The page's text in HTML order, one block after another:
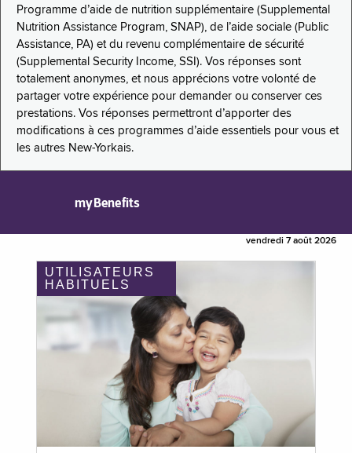
Programme d’aide de nutrition supplémentaire (Supplemental
Nutrition Assistance Program, SNAP), de l’aide sociale (Public
Assistance, PA) et du revenu complémentaire de sécurité
(Supplemental Security Income, SSI). Vos réponses sont
totalement anonymes, et nous apprécions votre volonté de
partager votre expérience pour demander ou conserver ces
prestations. Vos réponses permettront d’apporter des
modifications à ces programmes d’aide essentiels pour vous et
les autres New-Yorkais.
myBenefits
vendredi 7 août 2026
UTILISATEURS
HABITUELS